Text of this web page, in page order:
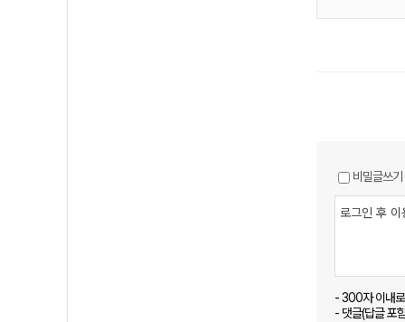
비밀글쓰기
- 300자 이내
- 댓글(답글 포